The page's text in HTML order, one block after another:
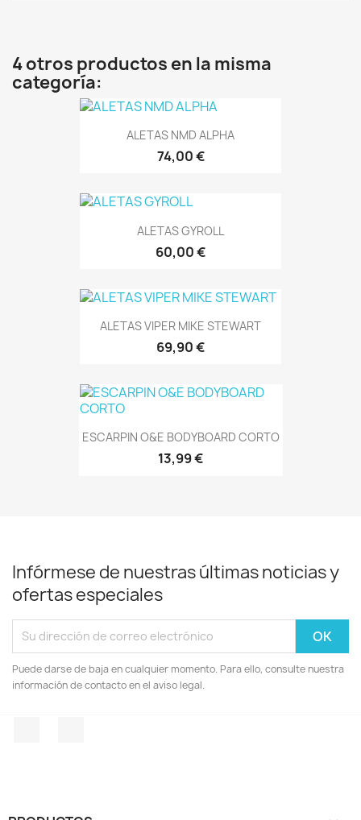
4 otros productos en la misma
categoría:
ALETAS NMD ALPHA
74,00 €
ALETAS GYROLL
60,00 €
ALETAS VIPER MIKE STEWART
69,90 €
ESCARPIN O&E BODYBOARD CORTO
13,99 €
Infórmese de nuestras últimas noticias y
ofertas especiales
Puede darse de baja en cualquier momento. Para ello, consulte nuestra
información de contacto en el aviso legal.